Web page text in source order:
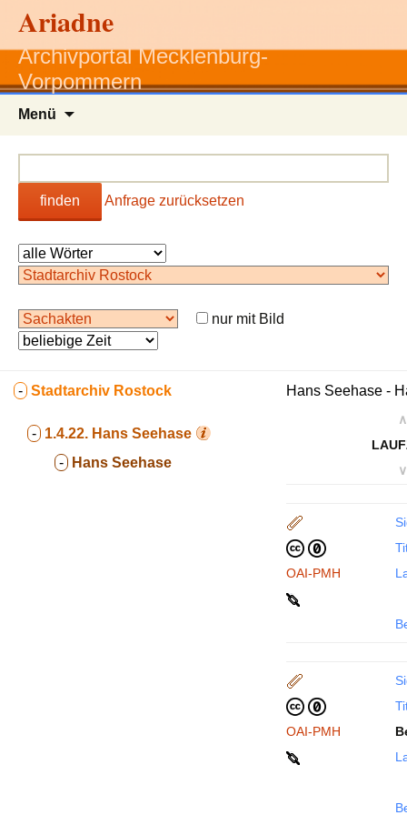
Ariadne
Archivportal Mecklenburg-
Vorpommern
Menü
finden Anfrage zurücksetzen
nur mit Bild
- Stadtarchiv Rostock
- 1.4.22. Hans Seehase
- Hans Seehase
Hans Seehase -
∧
∨
OAI-PMH
OAI-PMH